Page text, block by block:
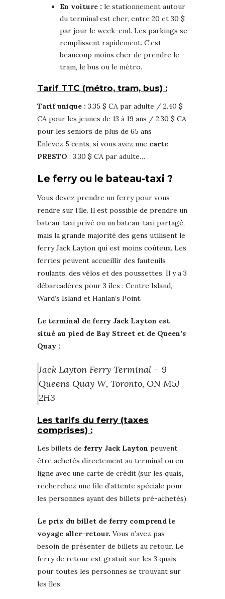
En voiture : le stationnement autour
du terminal est cher, entre 20 et 30 $
par jour le week-end. Les parkings se
remplissent rapidement. C’est
beaucoup moins cher de prendre le
tram, le bus ou le métro.
Tarif TTC (métro, tram, bus) :
Tarif unique : 3.35 $ CA par adulte / 2.40 $
CA pour les jeunes de 13 à 19 ans / 2.30 $ CA
pour les seniors de plus de 65 ans
Enlevez 5 cents, si vous avez une carte
PRESTO : 3.30 $ CA par adulte…
Le ferry ou le bateau-taxi ?
Vous devez prendre un ferry pour vous
rendre sur l’île. Il est possible de prendre un
bateau-taxi privé ou un bateau-taxi partagé,
mais la grande majorité des gens utilisent le
ferry Jack Layton qui est moins coûteux. Les
ferries peuvent accueillir des fauteuils
roulants, des vélos et des poussettes. Il y a 3
débarcadères pour 3 îles : Centre Island,
Ward’s Island et Hanlan’s Point.
Le terminal de ferry Jack Layton est
situé au pied de Bay Street et de Queen’s
Quay :
Jack Layton Ferry Terminal – 9
Queens Quay W, Toronto, ON M5J
2H3
Les tarifs du ferry (taxes
comprises) :
Les billets de ferry Jack Layton peuvent
être achetés directement au terminal ou en
ligne avec une carte de crédit (sur les quais,
recherchez une file d’attente spéciale pour
les personnes ayant des billets pré-achetés).
Le prix du billet de ferry comprend le
voyage aller-retour. Vous n’avez pas
besoin de présenter de billets au retour. Le
ferry de retour est gratuit sur les 3 quais
pour toutes les personnes se trouvant sur
les îles.